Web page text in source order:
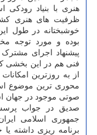
هنری با بنیاد رودکی
ظرفیت های هنری
خوشبختانه در طول
بوده و مورد توجه
پیشنهاد اجرای مشترک
فنی هم در این بخشی که
از به روزترین
محوری ترین موضوع
صوتی موجود در جهان
صدیق در جواب
جمهوری اسلامی
برنامه ریزی داشته